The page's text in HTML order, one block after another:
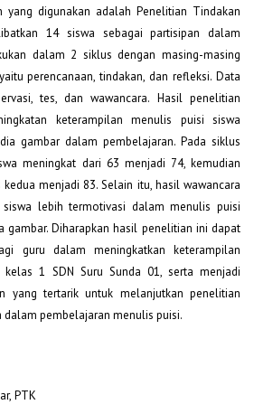
yang digunakan adalah Penelitian Tindakan
14 siswa sebagai partisipan dalam
dalam 2 siklus dengan masing-masing
perencanaan, tindakan, dan refleksi. Data
tes, dan wawancara. Hasil penelitian
keterampilan menulis puisi siswa
gambar dalam pembelajaran. Pada siklus
meningkat dari 63 menjadi 74, kemudian
menjadi 83. Selain itu, hasil wawancara
lebih termotivasi dalam menulis puisi
gambar. Diharapkan hasil penelitian ini dapat
guru dalam meningkatkan keterampilan
1 SDN Suru Sunda 01, serta menjadi
yang tertarik untuk melanjutkan penelitian
pembelajaran menulis puisi.
PTK